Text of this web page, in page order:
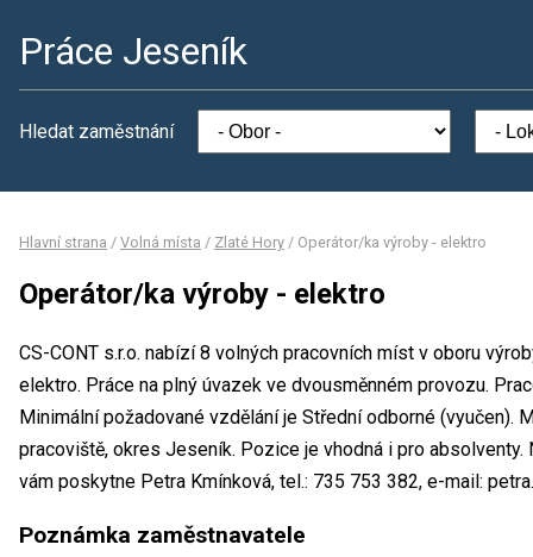
Práce Jeseník
Hledat zaměstnání
Hlavní strana / Volná místa / Zlaté Hory / Operátor/ka výroby - elektro
Operátor/ka výroby - elektro
CS-CONT s.r.o. nabízí 8 volných pracovních míst v oboru
elektro. Práce na plný úvazek ve dvousměnném provozu.
Minimální požadované vzdělání je Střední odborné (vyučen).
pracoviště, okres Jeseník. Pozice je vhodná i pro
vám poskytne Petra Kmínková, tel.: 735 753 382, e-mail:
Poznámka zaměstnavatele